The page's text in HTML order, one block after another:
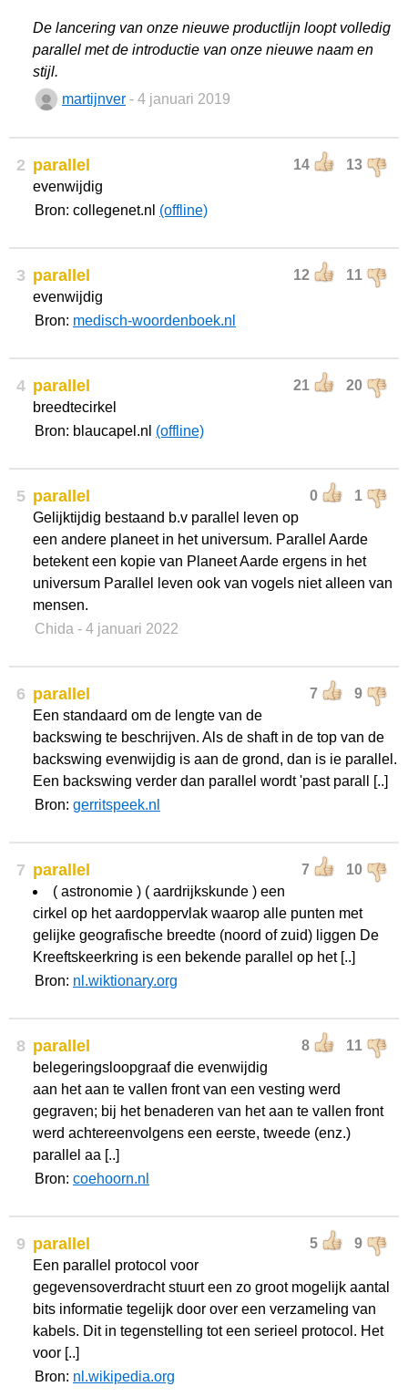
De lancering van onze nieuwe productlijn loopt volledig
parallel met de introductie van onze nieuwe naam en
stijl.
martijnver - 4 januari 2019
2 14 13
parallel
evenwijdig
Bron: collegenet.nl (offline)
3 12 11
parallel
evenwijdig
Bron: medisch-woordenboek.nl
4 21 20
parallel
breedtecirkel
Bron: blaucapel.nl (offline)
5 0 1
parallel
Gelijktijdig bestaand b.v parallel leven op
een andere planeet in het universum. Parallel Aarde
betekent een kopie van Planeet Aarde ergens in het
universum Parallel leven ook van vogels niet alleen van
mensen.
Chida - 4 januari 2022
6 7 9
parallel
Een standaard om de lengte van de
backswing te beschrijven. Als de shaft in de top van de
backswing evenwijdig is aan de grond, dan is ie parallel.
Een backswing verder dan parallel wordt 'past parall [..]
Bron: gerritspeek.nl
7 7 10
parallel
( astronomie ) ( aardrijkskunde ) een
cirkel op het aardoppervlak waarop alle punten met
gelijke geografische breedte (noord of zuid) liggen De
Kreeftskeerkring is een bekende parallel op het [..]
Bron: nl.wiktionary.org
8 8 11
parallel
belegeringsloopgraaf die evenwijdig
aan het aan te vallen front van een vesting werd
gegraven; bij het benaderen van het aan te vallen front
werd achtereenvolgens een eerste, tweede (enz.)
parallel aa [..]
Bron: coehoorn.nl
9 5 9
parallel
Een parallel protocol voor
gegevensoverdracht stuurt een zo groot mogelijk aantal
bits informatie tegelijk door over een verzameling van
kabels. Dit in tegenstelling tot een serieel protocol. Het
voor [..]
Bron: nl.wikipedia.org